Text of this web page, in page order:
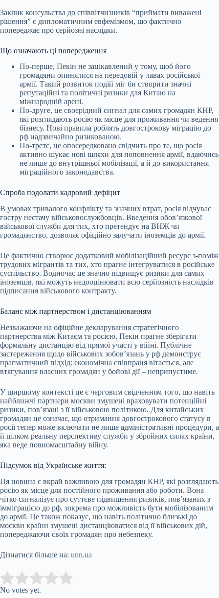
Заклик консульства до співвітчизників “приймати виважені
рішення” є дипломатичним евфемізмом, що фактично
попереджає про серйозні наслідки.
Що означають ці попередження
По-перше, Пекін не зацікавлений у тому, щоб його
громадяни опинялися на передовій у лавах російської
армії. Такий розвиток подій міг би створити значні
репутаційні та політичні ризики для Китаю на
міжнародній арені.
По-друге, це своєрідний сигнал для самих громадян КНР,
які розглядають росію як місце для проживання чи ведення
бізнесу. Нові правила роблять довгострокову міграцію до
рф надзвичайно ризикованою.
По-третє, це опосередковано свідчить про те, що росія
активно шукає нові шляхи для поповнення армії, вдаючись
не лише до внутрішньої мобілізації, а й до використання
міграційного законодавства.
Спроба подолати кадровий дефіцит
В умовах тривалого конфлікту та значних втрат, росія відчуває
гостру нестачу військовослужбовців. Введення обов’язкової
військової служби для тих, хто претендує на ВНЖ чи
громадянство, дозволяє офіційно залучати іноземців до армії.
Це фактично створює додатковий мобілізаційний ресурс з-поміж
трудових мігрантів та тих, хто прагне інтегруватися в російське
суспільство. Водночас це значно підвищує ризики для самих
іноземців, які можуть недооцінювати всю серйозність наслідків
підписання військового контракту.
Баланс між партнерством і дистанціюванням
Незважаючи на офіційне декларування стратегічного
партнерства між Китаєм та росією, Пекін прагне зберігати
формальну дистанцію від прямої участі у війні. Публічне
застереження щодо військових зобов’язань у рф демонструє
прагматичний підхід: економічна співпраця вітається, але
втягування власних громадян у бойові дії – неприпустиме.
У ширшому контексті це є черговим свідченням того, що навіть
найближчі партнери москви змушені враховувати потенційні
ризики, пов’язані з її військовою політикою. Для китайських
громадян це означає, що отримання довгострокового статусу в
росії тепер може включати не лише адміністративні процедури, а
й цілком реальну перспективу служби у збройних силах країни,
яка веде повномасштабну війну.
Підсумок від Українське життя:
Ця новина є вкрай важливою для громадян КНР, які розглядають
росію як місце для постійного проживання або роботи. Вона
чітко сигналізує про суттєве підвищення ризиків, пов’язаних з
імміграцією до рф, зокрема про можливість бути мобілізованим
до армії. Це також показує, що навіть політично близькі до
москви країни змушені дистанціюватися від її військових дій,
попереджаючи своїх громадян про небезпеку.
Дізнатися більше на: unn.ua
Rate this item:
No votes yet.